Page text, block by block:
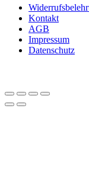
Kontakt
AGB
Impressum
Datenschutz